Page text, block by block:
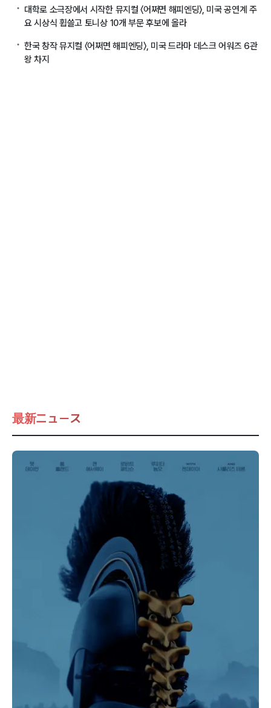
대학로 소극장에서 시작한 뮤지컬 〈어쩌면 해피엔딩〉, 미국 공연계 주
요 시상식 휩쓸고 토니상 10개 부문 후보에 올라
한국 창작 뮤지컬 〈어쩌면 해피엔딩〉, 미국 드라마 데스크 어워즈 6관
왕 차지
最新ニュース